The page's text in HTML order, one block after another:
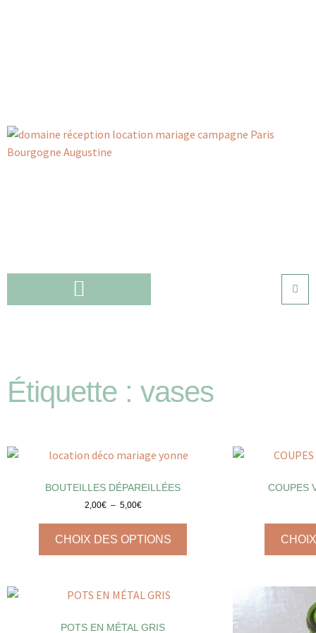
Étiquette : vases
BOUTEILLES DÉPAREILLÉES
2,00€ – 5,00€
CHOIX DES OPTIONS
COUPES
POTS EN MÉTAL GRIS